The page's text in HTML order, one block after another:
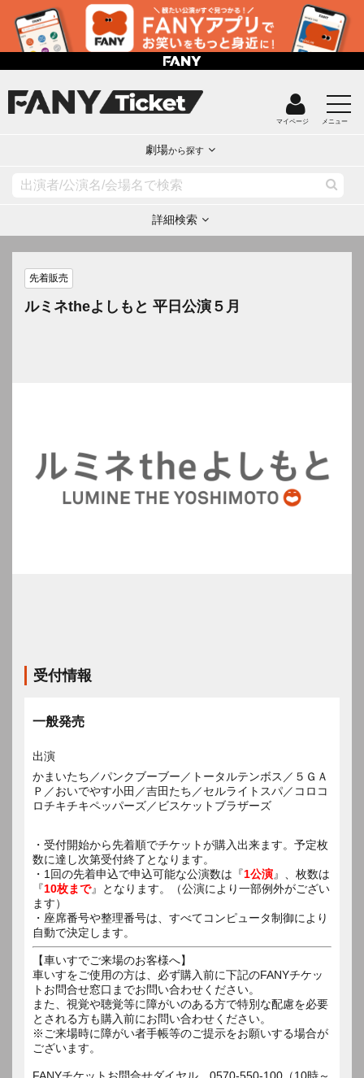
マイページ メニュー
劇場から探す
詳細検索
先着販売
ルミネtheよしもと 平日公演５月
受付情報
一般発売
出演
かまいたち／パンクブーブー／トータルテンボス／５ＧＡ
Ｐ／おいでやす小田／吉田たち／セルライトスパ／コロコ
ロチキチキペッパーズ／ビスケットブラザーズ
・受付開始から先着順でチケットが購入出来ます。予定枚
数に達し次第受付終了となります。
・1回の先着申込で申込可能な公演数は『1公演』、枚数は
『10枚まで』となります。（公演により一部例外がござい
ます）
・座席番号や整理番号は、すべてコンピュータ制御により
自動で決定します。
【車いすでご来場のお客様へ】
車いすをご使用の方は、必ず購入前に下記のFANYチケッ
トお問合せ窓口までお問い合わせください。
また、視覚や聴覚等に障がいのある方で特別な配慮を必要
とされる方も購入前にお問い合わせください。
※ご来場時に障がい者手帳等のご提示をお願いする場合が
ございます。